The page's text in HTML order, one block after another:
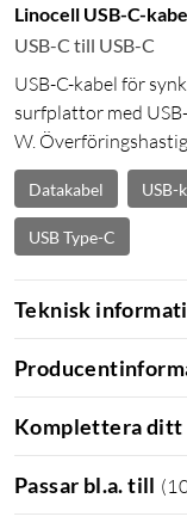
Linocell USB-C-
USB-C till USB-C
USB-C-kabel för
surfplattor med
W.
Datakabel USB-
USB Type-C
Teknisk
Komplettera ditt
Passar bl.a. till (